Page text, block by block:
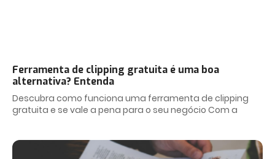
Ferramenta de clipping gratuita é uma boa
alternativa? Entenda
Descubra como funciona uma ferramenta de clipping
gratuita e se vale a pena para o seu negócio Com a